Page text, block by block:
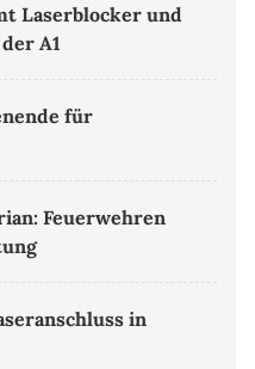
Laserblocker und
A1
für
Feuerwehren
in